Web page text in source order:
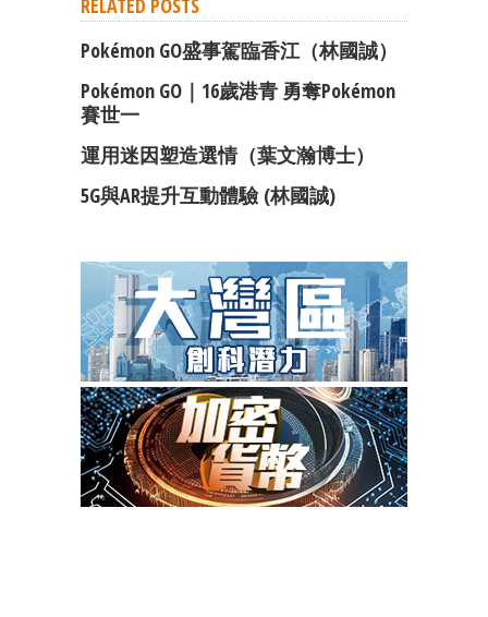
RELATED POSTS
Pokémon GO盛事駕臨香江（林國誠）
Pokémon GO｜16歲港青 勇奪Pokémon
賽世一
運用迷因塑造選情（葉文瀚博士）
5G與AR提升互動體驗 (林國誠)